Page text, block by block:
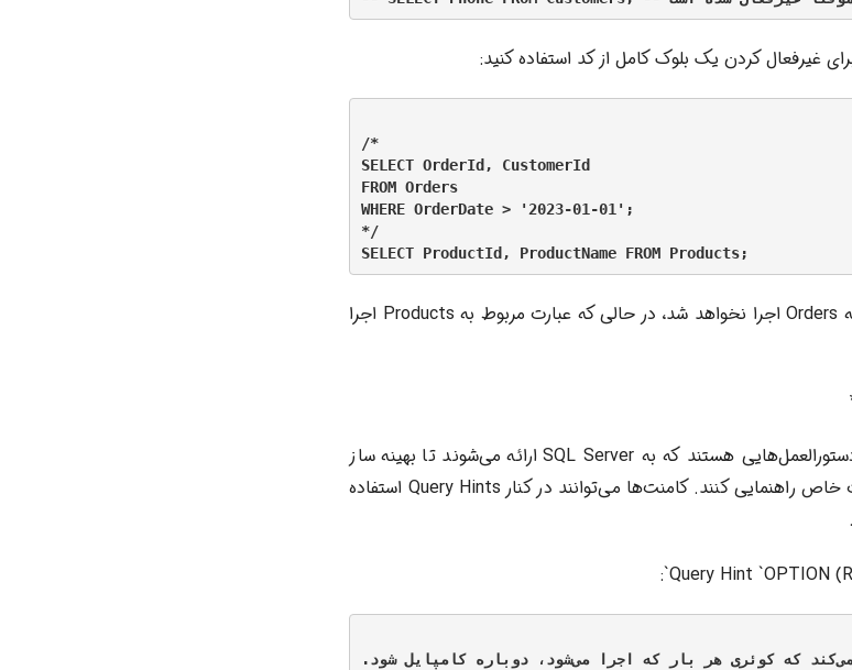
غیرفعال کردن یک بلوک کامل از کد استفاده کنید:
/*
SELECT OrderId, CustomerId
FROM Orders
WHERE OrderDate > '2023-01-01';
*/
در این مثال، عبارت `SELECT` مربوط به Orders اجرا نخواهد شد، در حالی که عبارت مربوط به Products اجرا
Query Hints یا راهنمایی‌های کوئری، دستورالعمل‌هایی هستند که به SQL Server ارائه می‌شوند تا بهینه ساز
کوئری را در مورد نحوه اجرای یک عبارت خاص راهنمایی کنند. کامنت‌ها می‌توانند در کنار Query Hints استفاده
-- این hint تضمین می‌کند که کوئری هر بار که اجرا می‌شود، دوباره کامپایل شود.